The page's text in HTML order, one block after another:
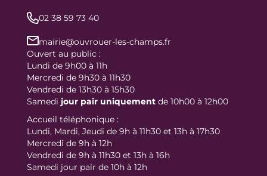
02 38 59 73 40
mairie@ouvrouer-les-champs.fr
Ouvert au public :
Lundi de 9h00 à 11h
Mercredi de 9h30 à 11h30
Vendredi de 13h30 à 15h30
Samedi jour pair uniquement de 10h00 à 12h00
Accueil téléphonique :
Lundi, Mardi, Jeudi de 9h à 11h30 et 13h à 17h30
Mercredi de 9h à 12h
Vendredi de 9h à 11h30 et 13h à 16h
Samedi jour pair de 10h à 12h